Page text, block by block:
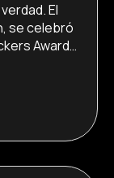
El
se celebró
Awards,
empresas
[…]